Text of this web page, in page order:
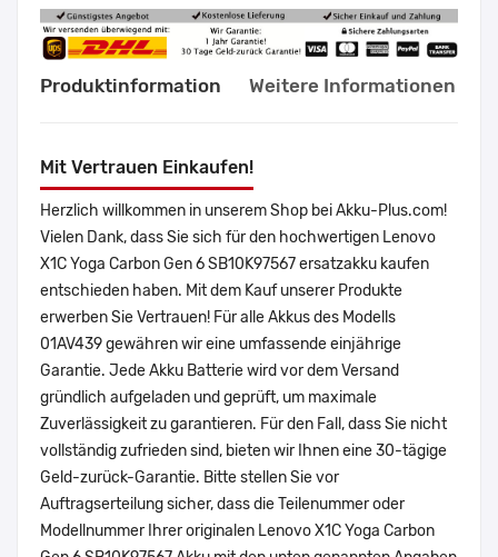
Produktinformation Weitere Informationen
Mit Vertrauen Einkaufen!
Herzlich willkommen in unserem Shop bei Akku-Plus.com!
Vielen Dank, dass Sie sich für den hochwertigen Lenovo
X1C Yoga Carbon Gen 6 SB10K97567 ersatzakku kaufen
entschieden haben. Mit dem Kauf unserer Produkte
erwerben Sie Vertrauen! Für alle Akkus des Modells
01AV439 gewähren wir eine umfassende einjährige
Garantie. Jede Akku Batterie wird vor dem Versand
gründlich aufgeladen und geprüft, um maximale
Zuverlässigkeit zu garantieren. Für den Fall, dass Sie nicht
vollständig zufrieden sind, bieten wir Ihnen eine 30-tägige
Geld-zurück-Garantie. Bitte stellen Sie vor
Auftragserteilung sicher, dass die Teilenummer oder
Modellnummer Ihrer originalen Lenovo X1C Yoga Carbon